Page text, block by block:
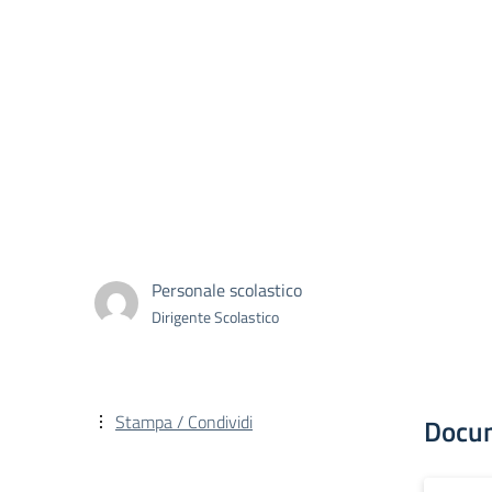
Personale scolastico
Dirigente Scolastico
Stampa / Condividi